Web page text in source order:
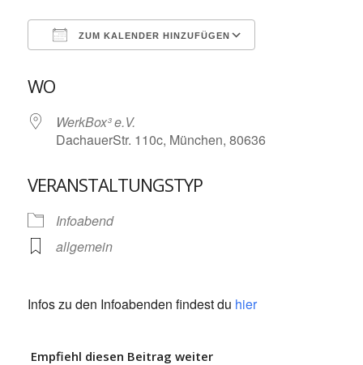
ZUM KALENDER HINZUFÜGEN
WO
WerkBox³ e.V.
DachauerStr. 110c, München, 80636
VERANSTALTUNGSTYP
Infoabend
allgemein
Infos zu den Infoabenden findest du hier
Empfiehl diesen Beitrag weiter